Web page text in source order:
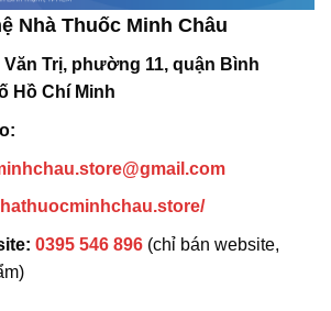
Nhà Thuốc Minh Châu
Văn Trị, phường 11, quận Bình
Hồ Chí Minh
0395 546 896 (chỉ bán website,